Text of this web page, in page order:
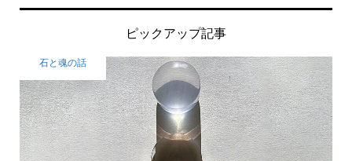
ピックアップ記事
石と魂の話